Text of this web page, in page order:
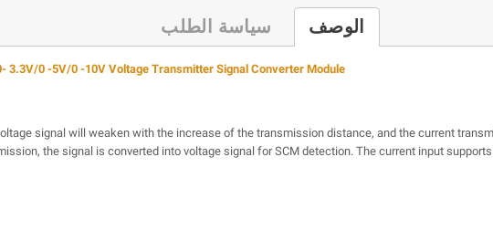
الوصف سياسة الطلب
3.3V/0 -5V/0 -10V Voltage Transmitter Signal Converter Module
signal will weaken with the increase of the transmission distance, and the current
the signal is converted into voltage signal for SCM detection. The current input